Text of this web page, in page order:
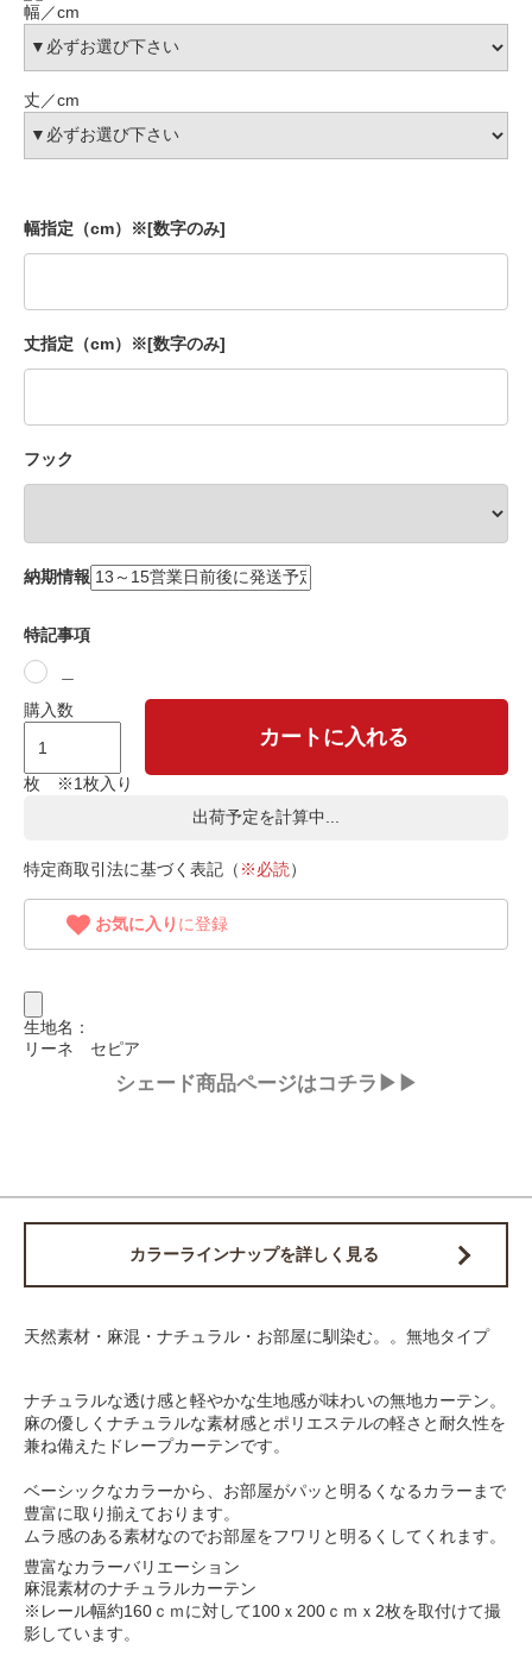
幅／cm
丈／cm
幅指定（cm）※[数字のみ]
丈指定（cm）※[数字のみ]
フック
納期情報
特記事項
購入数
枚 ※1枚入り
カートに入れる
出荷予定を計算中...
特定商取引法に基づく表記（ ※必読）
お気に入り に登録
生地名：
リーネ セピア
シェード商品ページはコチラ▶▶
カラーラインナップを詳しく見る
天然素材・麻混・ナチュラル・お部屋に馴染む。。無地タイプ
ナチュラルな透け感と軽やかな生地感が味わいの無地カーテン。
麻の優しくナチュラルな素材感とポリエステルの軽さと耐久性を
兼ね備えたドレープカーテンです。
ベーシックなカラーから、お部屋がパッと明るくなるカラーまで
豊富に取り揃えております。
ムラ感のある素材なのでお部屋をフワリと明るくしてくれます。
豊富なカラーバリエーション
麻混素材のナチュラルカーテン
※レール幅約160ｃｍに対して100ｘ200ｃｍｘ2枚を取付けて撮
影しています。